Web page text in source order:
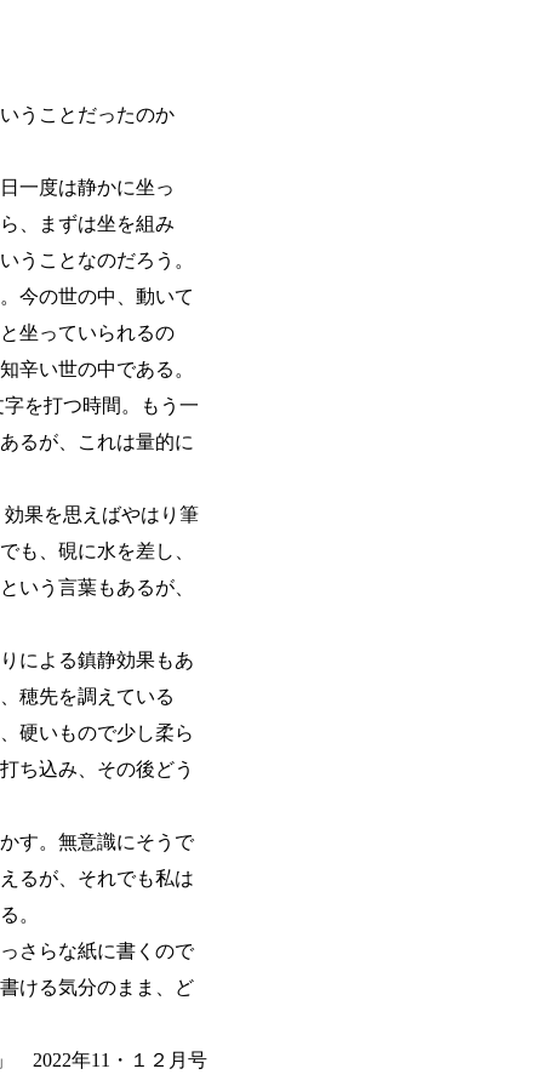
うことだったのか
一度は静かに坐っ
、まずは坐を組み
うことなのだろう。
今の世の中、動いて
坐っていられるの
辛い世の中である。
を打つ時間。もう一
るが、これは量的に
果を思えばやはり筆
も、硯に水を差し、
いう言葉もあるが、
による鎮静効果もあ
穂先を調えている
硬いもので少し柔ら
ち込み、その後どう
す。無意識にそうで
るが、それでも私は
。
さらな紙に書くので
ける気分のまま、ど
2022年11・１２月号